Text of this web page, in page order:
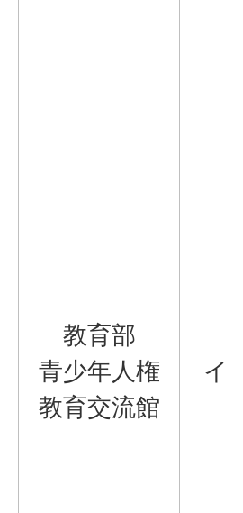
教育部
青少年人権
教育交流館
イ